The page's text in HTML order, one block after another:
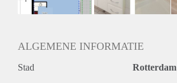
ALGEMENE INFORMATIE
Stad Rotterdam